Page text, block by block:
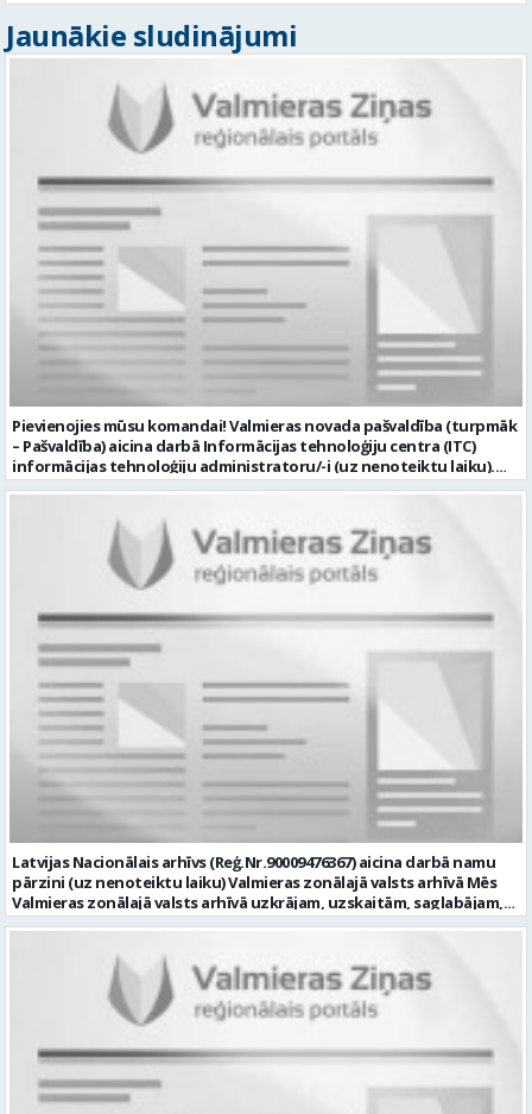
Jaunākie sludinājumi
Pievienojies mūsu komandai! Valmieras novada pašvaldība (turpmāk
– Pašvaldība) aicina darbā Informācijas tehnoloģiju centra (ITC)
informācijas tehnoloģiju administratoru/-i (uz nenoteiktu laiku).
Darba vieta: Rūjienas un Naukšēnu apvienību teritorijās Ja Tev ir
(turpmāk – IKT) saistīto problēmu pieteikumu pārvaldību un
operatīvu risināšanu; nodrošināt datortehnikas lietotāju atbalstu
un ar to saistīto problēmsituāciju risināšanu; uzstādīt, konfigurēt,
diagnosticēt un modernizēt Pašvaldības iestāžu datortehniku,
datortīklus un programmatūru, novērst kļūmes to darbībā;
kontrolēt ārējo pakalpojumu sniedzēju darbu izpildi Pašvaldības
iestādēs infrastruktūras uzturēšanā; sagatavot priekšlikumus par
IKT nomaiņu un efektīvāku izmantošanu; un ja Tev ir: vismaz vidējā
profesionālā izglītība informācijas tehnoloģiju jomā; darba
pieredze (ar informācijas tehnoloģijām saistītā jomā); izpratne par
datortehnikas un biroja tehnikas uzbūvi un problēmu risināšanas
secību; izpratne par datortīkla uzbūvi, tīkla iekārtu darbības
principiem; valsts valodas prasmes atbilstoši Valsts valodas likuma
prasībām; kompetences: ļoti labas organizatoriskās un saskarsmes
spējas, argumentācijas prasme; prasme patstāvīgi pieņemt
lēmumus; analītiskās spējas; augsta atbildības sajūta; precizitāte;
spēja strādāt individuāli un komandā; pašiniciatīva un spēja meklēt
un piedāvāt jaunus risinājumus; mēs piedāvājam: dinamisku,
interesantu un atbildīgu darbu un ideju īstenošanas iespējas uz
attīstību vērstā Pašvaldībā; pamatalgu pārbaudes laikā 1258,- EUR
pirms nodokļu nomaksas, pēc pārbaudes laika 1310,- EUR pirms
nodokļu nomaksas; iespēju saņemt atvaļinājuma pabalstu darba un
dzīves līdzsvaram par labu darba sniegumu; darba devēja
līdzfinansētu veselības apdrošināšanu pēc pārbaudes laika beigām,
kā arī citas sociālās garantijas/labumus atbilstoši darba rezultātam
un normatīvajos aktos noteiktajam; profesionālās pilnveidošanās
un izaugsmes iespējas zinošu un atsaucīgu kolēģu komandā. CV,
burtu lielumu “11”) un izglītības dokumenta kopiju, lūdzam iesniegt
Latvijas Nacionālais arhīvs (Reģ.Nr.90009476367) aicina darbā namu
pārzini (uz nenoteiktu laiku) Valmieras zonālajā valsts arhīvā Mēs
Valmieras zonālajā valsts arhīvā uzkrājam, uzskaitām, saglabājam,
darām pieejamu un popularizējam nacionālo dokumentāro
Valkas, Smiltenes un Limbažu novadi. Aicinām savai komandai
pievienoties čaklu, rūpīgu un atbildīgu kolēģi namu pārziņa amatā,
kurš rūpētos par mūsu darba vietu Valmierā, Cempu ielā 13. Piesakies
un pievienojies mūsu kolektīvam! Mums ir svarīgi, lai Tev ir: • vismaz
vidējā vai vidējā profesionālā izglītība; • profesionāla pieredze
saimniecisko darbu veikšanā, vēlams ēku vai namu
apsaimniekošanas jomā; • labas iemaņas darbā ar datoru (MS Office,
tīmekļa pārlūkprogrammās, e pasts); • valsts valodas prasmes